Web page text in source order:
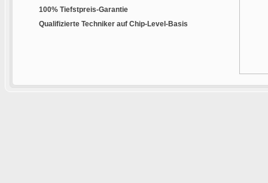
100% Tiefstpreis-Garantie
Qualifizierte Techniker auf Chip-Level-Basis